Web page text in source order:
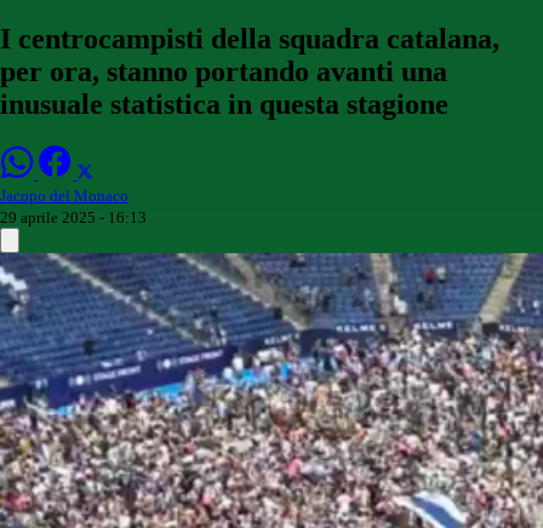
I centrocampisti della squadra catalana,
per ora, stanno portando avanti una
inusuale statistica in questa stagione
Jacopo del Monaco
29 aprile 2025 - 16:13